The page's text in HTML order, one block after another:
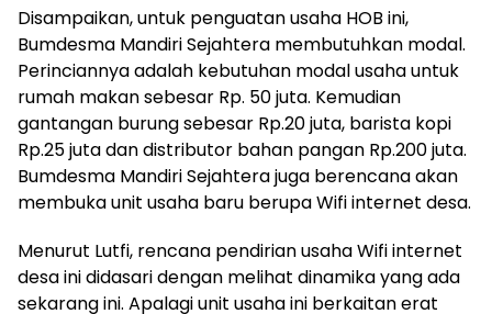
Disampaikan, untuk penguatan usaha HOB ini,
Bumdesma Mandiri Sejahtera membutuhkan modal.
Perinciannya adalah kebutuhan modal usaha untuk
rumah makan sebesar Rp. 50 juta. Kemudian
gantangan burung sebesar Rp.20 juta, barista kopi
Rp.25 juta dan distributor bahan pangan Rp.200 juta.
Bumdesma Mandiri Sejahtera juga berencana akan
membuka unit usaha baru berupa Wifi internet desa.
Menurut Lutfi, rencana pendirian usaha Wifi internet
desa ini didasari dengan melihat dinamika yang ada
sekarang ini. Apalagi unit usaha ini berkaitan erat